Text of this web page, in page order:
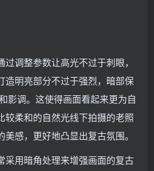
过调整参数让高光不过于刺眼，
造明亮部分不过于强烈，暗部保
影调。这使得画面看起来更为自
较柔和的自然光线下拍摄的老照
美感，更好地凸显出复古氛围。
采用暗角处理来增强画面的复古